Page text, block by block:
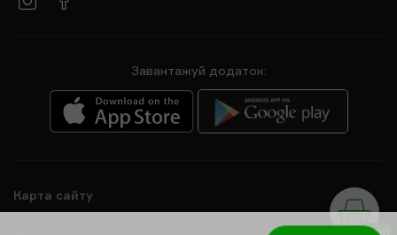
0 грн
Завантажуй додаток:
Карта сайту